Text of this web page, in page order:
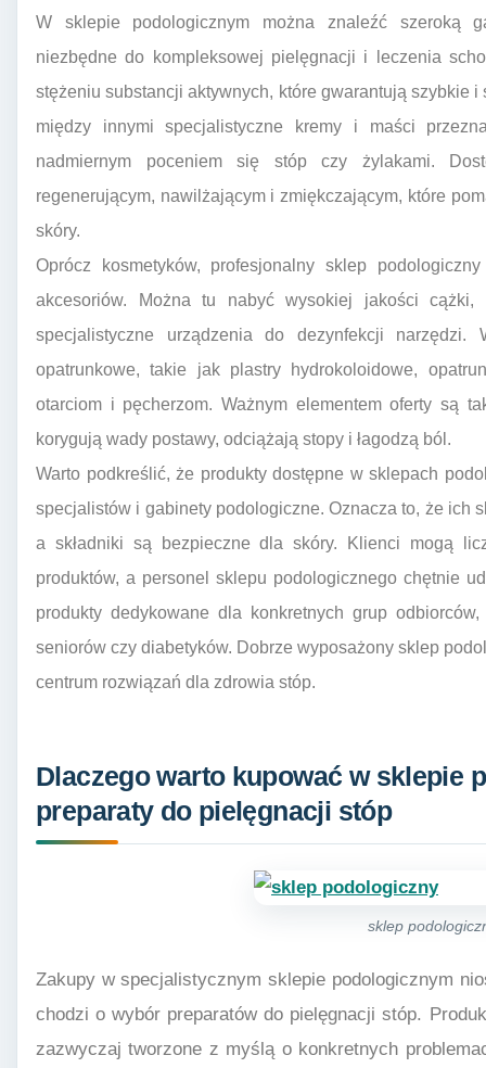
W sklepie podologicznym można znaleźć szeroką
niezbędne do kompleksowej pielęgnacji i leczenia
stężeniu substancji aktywnych, które gwarantują szybkie
między innymi specjalistyczne kremy i maści
nadmiernym poceniem się stóp czy żylakami.
regenerującym, nawilżającym i zmiękczającym, które
skóry.
Oprócz kosmetyków, profesjonalny sklep
akcesoriów. Można tu nabyć wysokiej jakości cążki,
specjalistyczne urządzenia do dezynfekcji
opatrunkowe, takie jak plastry hydrokoloidowe,
otarciom i pęcherzom. Ważnym elementem oferty są
korygują wady postawy, odciążają stopy i łagodzą ból.
Warto podkreślić, że produkty dostępne w sklepach
specjalistów i gabinety podologiczne. Oznacza to, że ich
a składniki są bezpieczne dla skóry. Klienci mogą
produktów, a personel sklepu podologicznego chętnie
produkty dedykowane dla konkretnych grup
seniorów czy diabetyków. Dobrze wyposażony sklep
centrum rozwiązań dla zdrowia stóp.
Dlaczego warto kupować w sklepie
preparaty do pielęgnacji stóp
sklep
Zakupy w specjalistycznym sklepie podologicznym
chodzi o wybór preparatów do pielęgnacji stóp.
zazwyczaj tworzone z myślą o konkretnych